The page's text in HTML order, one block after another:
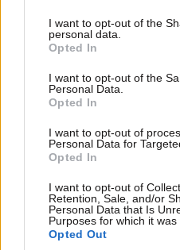
not limited to your visit or
grant or deny consent to
use your data for below
consent section.
I want to opt-out of the
personal data.
Opted In
I want to opt-out of the
Personal Data.
Opted In
I want to opt-out of
Personal Data for
Opted In
I want to opt-out of
Retention, Sale, and/or
Personal Data that Is
Purposes for which it was
Opted Out